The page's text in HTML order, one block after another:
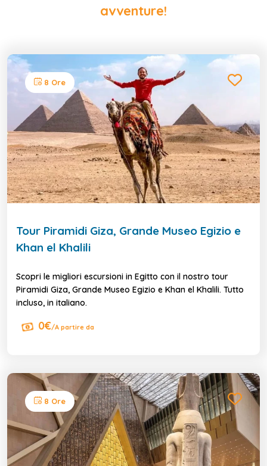
avventure!
8 Ore
Tour Piramidi Giza, Grande Museo Egizio e
Khan el Khalili
Scopri le migliori escursioni in Egitto con il nostro tour
Piramidi Giza, Grande Museo Egizio e Khan el Khalili. Tutto
incluso, in italiano.
0€/A partire da
8 Ore